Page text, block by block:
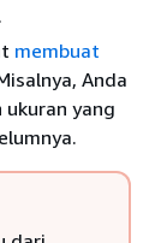
.
membuat
Anda
yang